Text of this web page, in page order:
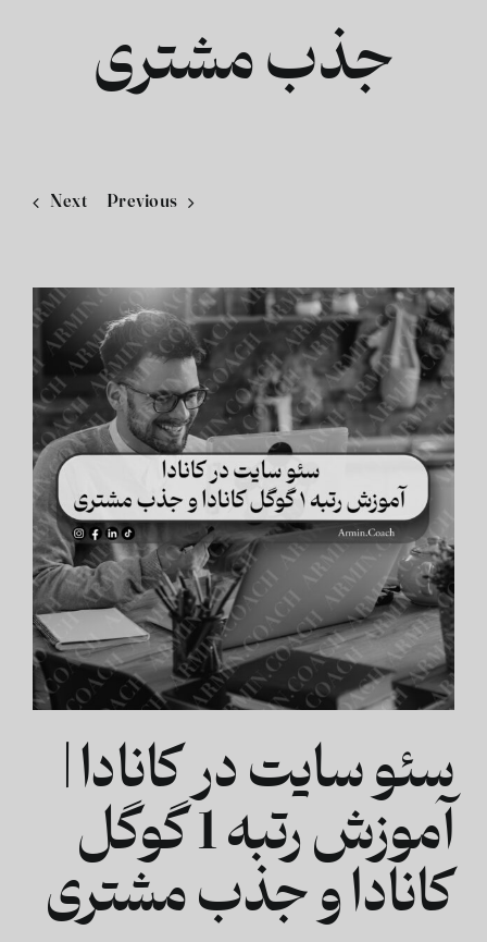
جذب مشتری
Previous
Next
View
Larger
Image
سئو سایت در کانادا |
آموزش رتبه 1 گوگل
کانادا و جذب مشتری